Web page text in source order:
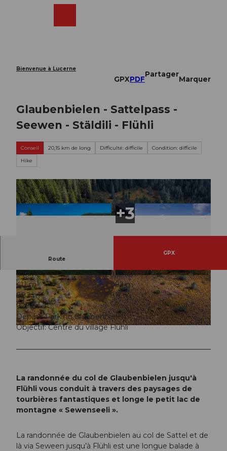
Bienvenue à Lucerne
GPXPDF
Partager
Marquer
Glaubenbielen - Sattelpass -
Seewen - Stäldili - Flühli
Conseil 20,15 km de long Difficulté: difficile
Condition: difficile
Hike
© Martin Mägli, UNESCO Biosphäre Entlebuch
© Martin Mägli, UNESCO Biosphäre Entlebuch © Martin Mägli, UNESCO Biosphäre Entlebuch
Route
GPX
6:10 h
20,15 km
411 m
1.092 m
882 m
1.811 m
929 m
Départ: Parking Glaubenbielen
Objectif: Centre du village Flühli
La randonnée du col de Glaubenbielen jusqu'à
Flühli vous conduit à travers des paysages de
tourbières fantastiques et longe le petit lac de
montagne « Sewenseeli ».
La randonnée de Glaubenbielen au col de Sattel et de
là via Seween jusqu’à Flühli est une longue balade à